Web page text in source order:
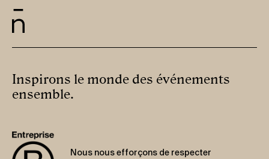
Inspirons le monde des événements
ensemble.
Nous nous efforçons de respecter